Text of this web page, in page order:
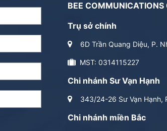
BEE COMMUNICATIONS
Trụ sở chính
6D Trần Quang Diệu, P.
MST: 0314115227
Chi nhánh Sư Vạn Hạnh
343/24-26 Sư Vạn Hạnh,
Chi nhánh miền Bắc